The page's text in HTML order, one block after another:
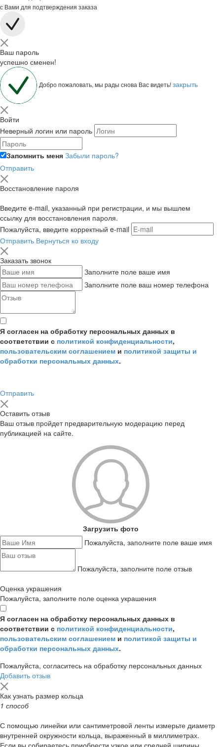
с Вами для подтверждения заказа
Ваш пароль
успешно сменен!
Добро пожаловать, мы рады снова Вас видеть!закрыть
Войти
Неверный логин или пароль
Запомнить меня Забыли пароль?
Отправить
Восстановление пароля
Введите e-mail, указанный при регистрации, и мы вышлем
ссылку для восстановления пароля.
Пожалуйста, введите корректный e-mail
Отправить Вернуться ко входу
Заказать звонок
Заполните поле ваше имя
Заполните поле ваш номер телефона
Я согласен на обработку персональных данных в
соответствии с политикой конфиденциальности,
пользовательским соглашением и политикой защиты и
обработки персональных данных.
Отправить
Оставить отзыв
Ваш отзыв пройдет предварительную модерацию перед
публикацией на сайте.
Загрузить фото
Пожалуйста, заполните поле ваше имя
Пожалуйста, заполните поле отзыв
Оценка украшения
Пожалуйста, заполните поле оценка украшения
Я согласен на обработку персональных данных в
соответствии с политикой конфиденциальности,
пользовательским соглашением и политикой защиты и
обработки персональных данных.
Пожалуйста, согласитесь на обработку персональных данных
Добавить отзыв
Как узнать размер кольца
1 способ
С помощью линейки или сантиметровой ленты измерьте диаметр
внутренней окружности кольца, выраженный в миллиметрах.